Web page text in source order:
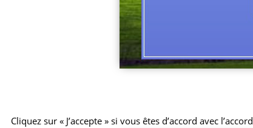
Cliquez sur « J’accepte » si vous êtes d’accord avec l’accord